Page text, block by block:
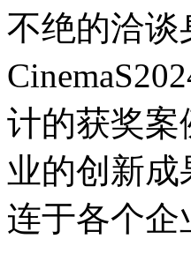
不绝的洽谈
计的获奖案
业的创新
连于各个